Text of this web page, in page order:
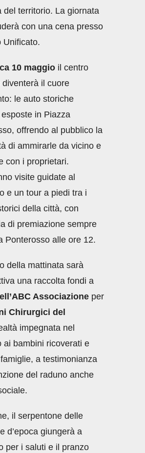
del territorio. La giornata
con una cena presso
Unificato.
10 maggio il centro
diventerà il cuore
le auto storiche
in Piazza
offrendo al pubblico la
di ammirarle da vicino e
con i proprietari.
visite guidate al
e un tour a piedi tra i
della città, con
di premiazione sempre
Ponterosso alle ore 12.
della mattinata sarà
una raccolta fondi a
Associazione per
Chirurgici del
impegnata nel
ai bambini ricoverati e
a testimonianza
del raduno anche
il serpentone delle
d’epoca giungerà a
per i saluti e il pranzo